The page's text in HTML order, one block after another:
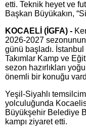
etti. Teknik heyet ve
Başkan Büyükakın,
KOCAELİ (İGFA) -
2026-2027 sezonunun
günü başladı.
Takımlar Kamp ve
sezon hazırlıkları
önemli bir konuğu
Yeşil-Siyahlı
yolculuğunda
Büyükşehir Belediye
kampı ziyaret etti.